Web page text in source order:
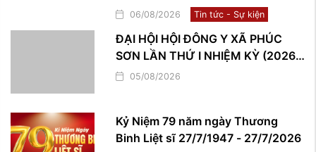
Sơn, Hội Đông y xã Phúc Sơn đã long
trọng tổ chức Đại hội lần thứ I, nhiệm kỳ
2026–2031, đánh dấu một bước phát
triển mới trong công tác kế thừa, bảo
tồn và phát huy những giá trị quý báu
06/08/2026 Tin tức - Sự kiện
ĐẠI HỘI HỘI ĐÔNG Y XÃ PHÚC
SƠN LẦN THỨ I NHIỆM KỲ (2026 –
2031)
05/08/2026
Kỷ Niệm 79 năm ngày Thương
Binh Liệt sĩ 27/7/1947 - 27/7/2026